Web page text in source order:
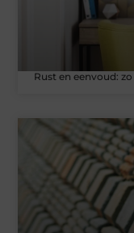
Rust en eenvoud: